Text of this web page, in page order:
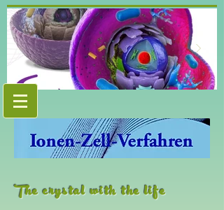
The crystal with the life